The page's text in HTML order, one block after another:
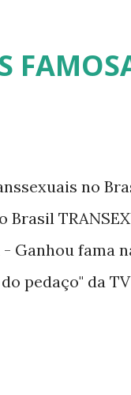
no
- Ganhou fama
pedaço" da